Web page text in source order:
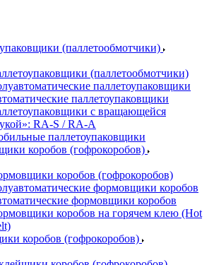
(паллетообмотчики)
(паллетообмотчики)
паллетоупаковщики
паллетоупаковщики
с вращающейся
RA-S / RA-A
паллетоупаковщики
коробов (гофрокоробов)
коробов (гофрокоробов)
формовщики коробов
формовщики коробов
коробов на горячем клею (Hot
коробов (гофрокоробов)